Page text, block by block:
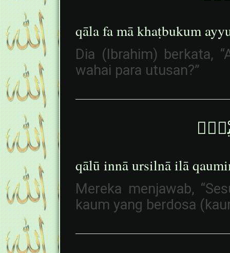
qāla fa mā khaṭbukum
Dia (Ibrahim) berkata,
wahai para utusan?”
qālū innā ursilnā ilā
Mereka menjawab,
kaum yang berdosa